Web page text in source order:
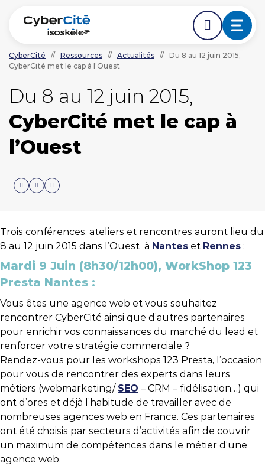
L'agence
Ressources
Nos clients
NOUS CONTACTER
CyberCité // Ressources // Actualités // Du 8 au 12 juin 2015,
CyberCité met le cap à l’Ouest
Du 8 au 12 juin 2015,
CyberCité met le cap à
l’Ouest
Trois conférences, ateliers et rencontres auront lieu du
8 au 12 juin 2015 dans l’Ouest à Nantes et Rennes :
Mardi 9 Juin (8h30/12h00), WorkShop 123
Presta Nantes :
Vous êtes une agence web et vous souhaitez
rencontrer CyberCité ainsi que d’autres partenaires
pour enrichir vos connaissances du marché du lead et
renforcer votre stratégie commerciale ?
Rendez-vous pour les workshops 123 Presta, l’occasion
pour vous de rencontrer des experts dans leurs
métiers (webmarketing/ SEO – CRM – fidélisation…) qui
ont d’ores et déjà l’habitude de travailler avec de
nombreuses agences web en France. Ces partenaires
ont été choisis par secteurs d’activités afin de couvrir
un maximum de compétences dans le métier d’une
agence web.